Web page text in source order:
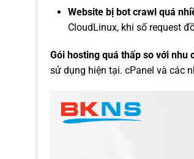
Website bị bot crawl quá
CloudLinux, khi số request
Gói hosting quá thấp so với nhu
sử dụng hiện tại. cPanel và các